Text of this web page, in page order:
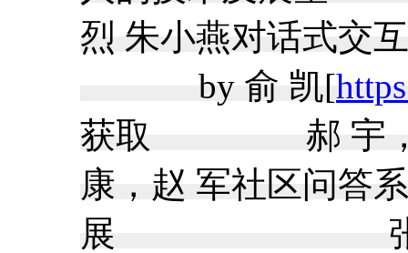
烈 朱小燕对话
by 俞 凯[
获取 郝 宇，
康，赵 军社区
展 张伟男